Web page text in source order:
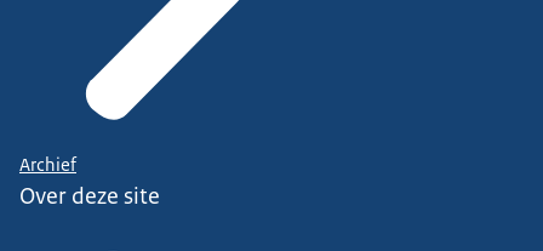
Archief
Over deze site